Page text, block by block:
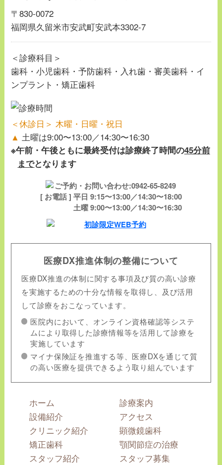
〒830-0072
福岡県久留米市安武町安武本3302-7
＜診療科目＞
歯科・小児歯科・予防歯科・入れ歯・審美歯科・イ
ンプラント・矯正歯科
＜休診日＞ 木曜・日曜・祝日
▲ 土曜は9:00〜13:00／14:30〜16:30
※午前・午後ともに最終受付は診療終了時間の45分前
までとなります
[ お電話 ] 平日 9:15〜13:00／14:30〜18:00
土曜 9:00〜13:00／14:30〜16:30
医療DX推進体制の整備について
医療DX推進の体制に関する事項及び質の高い診療
を実施するための十分な情報を取得し、及び活用
して診療をおこなっています。
医院内において、オンライン資格確認等システ
ムにより取得した診療情報等を活用して診療を
実施しています
マイナ保険証を推進する等、医療DXを通じて質
の高い医療を提供できるよう取り組んでいます
ホーム
診療案内
設備紹介
アクセス
クリニック紹介
顕微鏡歯科
矯正歯科
顎関節症の治療
スタッフ紹介
スタッフ募集